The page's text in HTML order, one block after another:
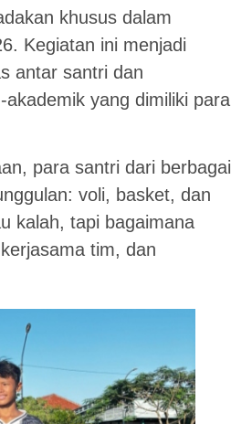
khusus dalam
Kegiatan ini menjadi
antar santri dan
yang dimiliki para
para santri dari berbagai
voli, basket, dan
kalah, tapi bagaimana
tim, dan